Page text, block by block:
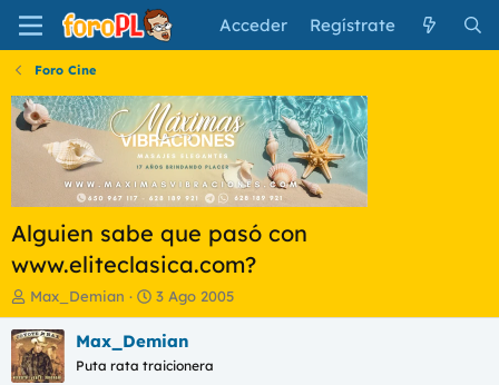
Acceder Regístrate
Foro Cine
Alguien sabe que pasó con
www.eliteclasica.com?
I
n
i
c
i
Max_Demian
F
e
c
a
3 Ago 2005
Max_Demian
Puta rata traicionera